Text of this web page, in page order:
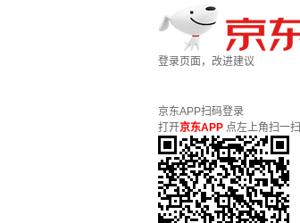
登录页面，改进建议
京东APP扫码登录
打开京东APP 点左上角扫一扫